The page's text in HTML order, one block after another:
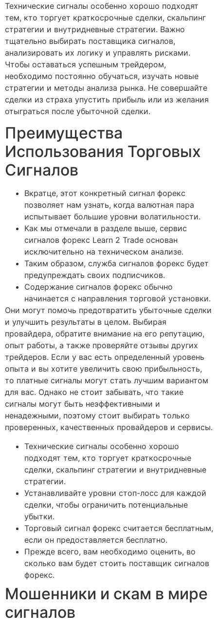
Технические сигналы особенно хорошо подходят
тем, кто торгует краткосрочные сделки, скальпинг
стратегии и внутридневные стратегии. Важно
тщательно выбирать поставщика сигналов,
анализировать их логику и управлять рисками.
Чтобы оставаться успешным трейдером,
необходимо постоянно обучаться, изучать новые
стратегии и методы анализа рынка. Не совершайте
сделки из страха упустить прибыль или из желания
отыграться после убыточной сделки.
Преимущества
Использования Торговых
Сигналов
Вкратце, этот конкретный сигнал форекс
позволяет нам узнать, когда валютная пара
испытывает большие уровни волатильности.
Как мы отмечали в разделе выше, сервис
сигналов форекс Learn 2 Trade основан
исключительно на техническом анализе.
Таким образом, служба сигналов форекс будет
предупреждать своих подписчиков.
Содержание сигналов форекс обычно
начинается с направления торговой установки.
Они могут помочь предотвратить убыточные сделки
и улучшить результаты в целом. Выбирая
провайдера, обратите внимание на его репутацию,
опыт работы, а также проверяйте отзывы других
трейдеров. Если у вас есть определенный уровень
опыта и вы хотите увеличить свою прибыльность,
то платные сигналы могут стать лучшим вариантом
для вас. Однако не стоит забывать, что такие
сигналы могут быть неэффективными и
ненадежными, поэтому стоит выбирать только
проверенных, качественных провайдеров и сервисы.
Технические сигналы особенно хорошо
подходят тем, кто торгует краткосрочные
сделки, скальпинг стратегии и внутридневные
стратегии.
Устанавливайте уровни стоп-лосс для каждой
сделки, чтобы ограничить потенциальные
убытки.
Торговый сигнал форекс считается бесплатным,
если он предоставляется бесплатно.
Прежде всего, вам необходимо оценить, во
сколько вам будет стоить поставщик сигналов
форекс.
Мошенники и скам в мире
сигналов